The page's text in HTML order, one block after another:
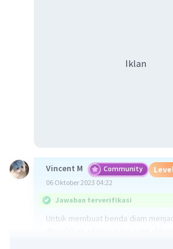
Iklan
Vincent M Community
06 Oktober 2023 04:22
Jawaban terverifikasi
Untuk membuat benda diam